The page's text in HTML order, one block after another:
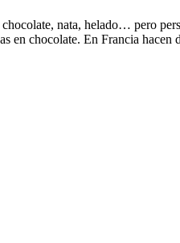
nata, helado… pero
en chocolate. En Francia